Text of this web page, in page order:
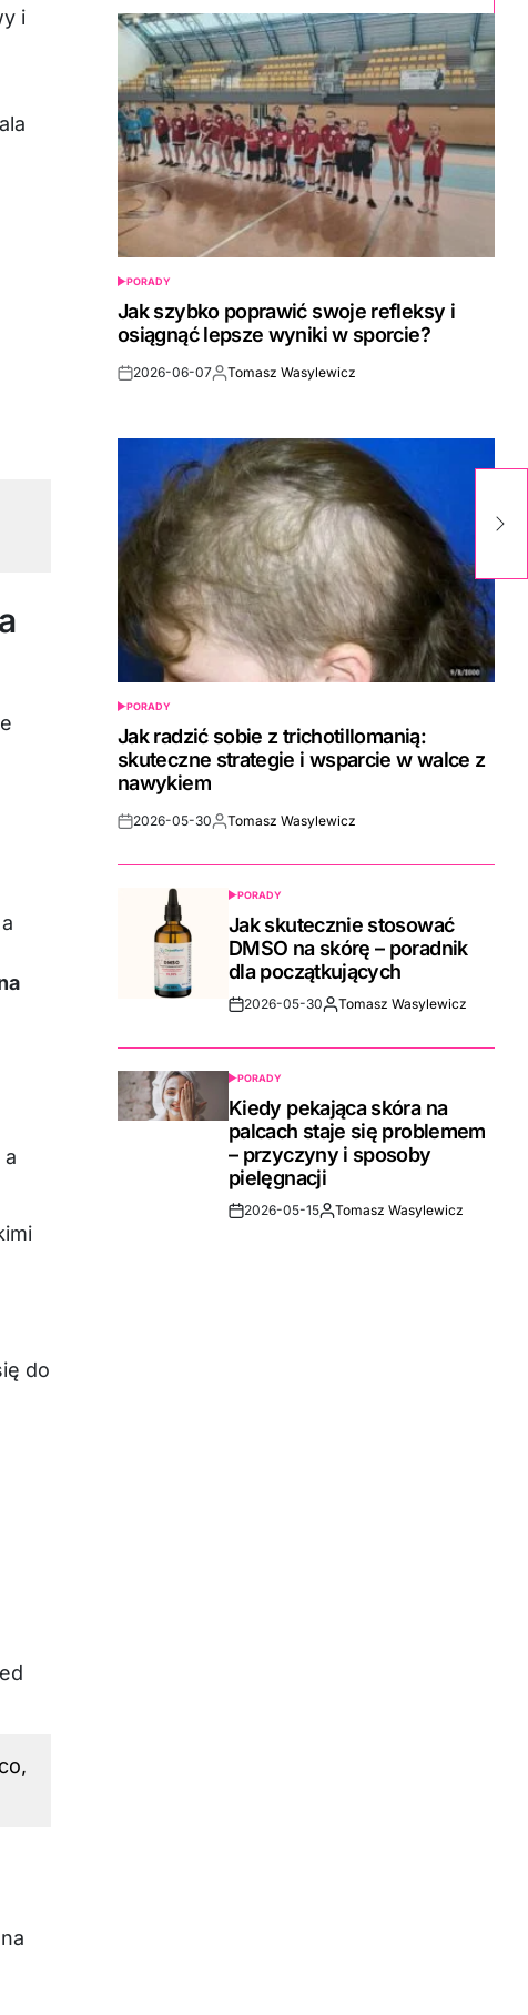
i
do
POSTED
IN
PORADY
Jak szybko poprawić swoje refleksy i
osiągnąć lepsze wyniki w sporcie?
Post2026-06-07By:Tomasz Wasylewicz
POSTED
IN
PORADY
Jak radzić sobie z trichotillomanią:
skuteczne strategie i wsparcie w walce z
nawykiem
Post2026-05-30By:Tomasz Wasylewicz
POSTED
IN
PORADY
Jak skutecznie stosować
DMSO na skórę – poradnik
dla początkujących
Post2026-05-30By:Tomasz Wasylewicz
POSTED
IN
PORADY
Kiedy pekająca skóra na
palcach staje się problemem
– przyczyny i sposoby
pielęgnacji
Post2026-05-15By:Tomasz Wasylewicz